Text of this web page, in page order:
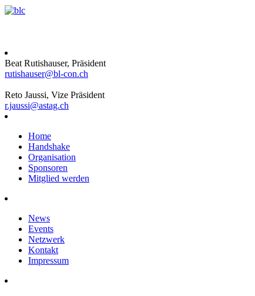
Beat Rutishauser, Präsident
rutishauser@bl-con.ch
Reto Jaussi, Vize Präsident
r.jaussi@astag.ch
Home
Handshake
Organisation
Sponsoren
Mitglied werden
News
Events
Netzwerk
Kontakt
Impressum